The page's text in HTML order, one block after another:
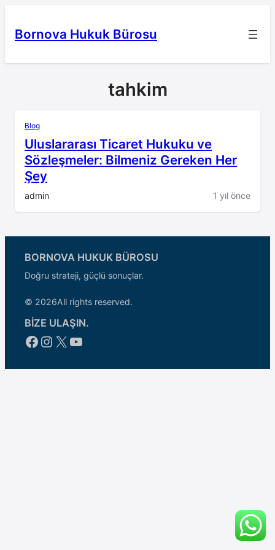
geçBornova Hukuk Bürosu
tahkim
Blog
Uluslararası Ticaret Hukuku ve
Sözleşmeler: Bilmeniz Gereken Her
Şey
admin 1 yıl önce
BORNOVA HUKUK BÜROSU
Doğru strateji, güçlü sonuçlar.
© 2026All rights reserved.
BİZE ULAŞIN.
Facebook
Instagram
X YouTube